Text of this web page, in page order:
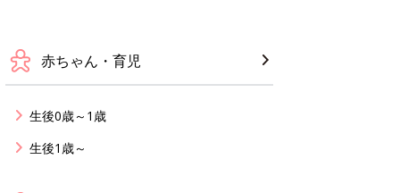
赤ちゃん・育児
生後0歳～1歳
生後1歳～